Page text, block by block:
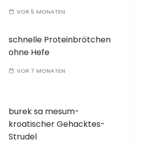
VOR 5 MONATEN
schnelle Proteinbrötchen
ohne Hefe
VOR 7 MONATEN
burek sa mesum-
kroatischer Gehacktes-
Strudel